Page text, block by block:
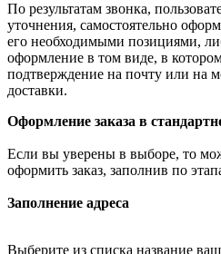
По результатам звонка,
уточнения, самостоятельно
его необходимыми позициями,
оформление в том виде, в
подтверждение на почту или на
доставки.
Оформление заказа в
Если вы уверены в выборе, то
оформить заказ, заполнив по
Заполнение адреса
Выберите из списка название